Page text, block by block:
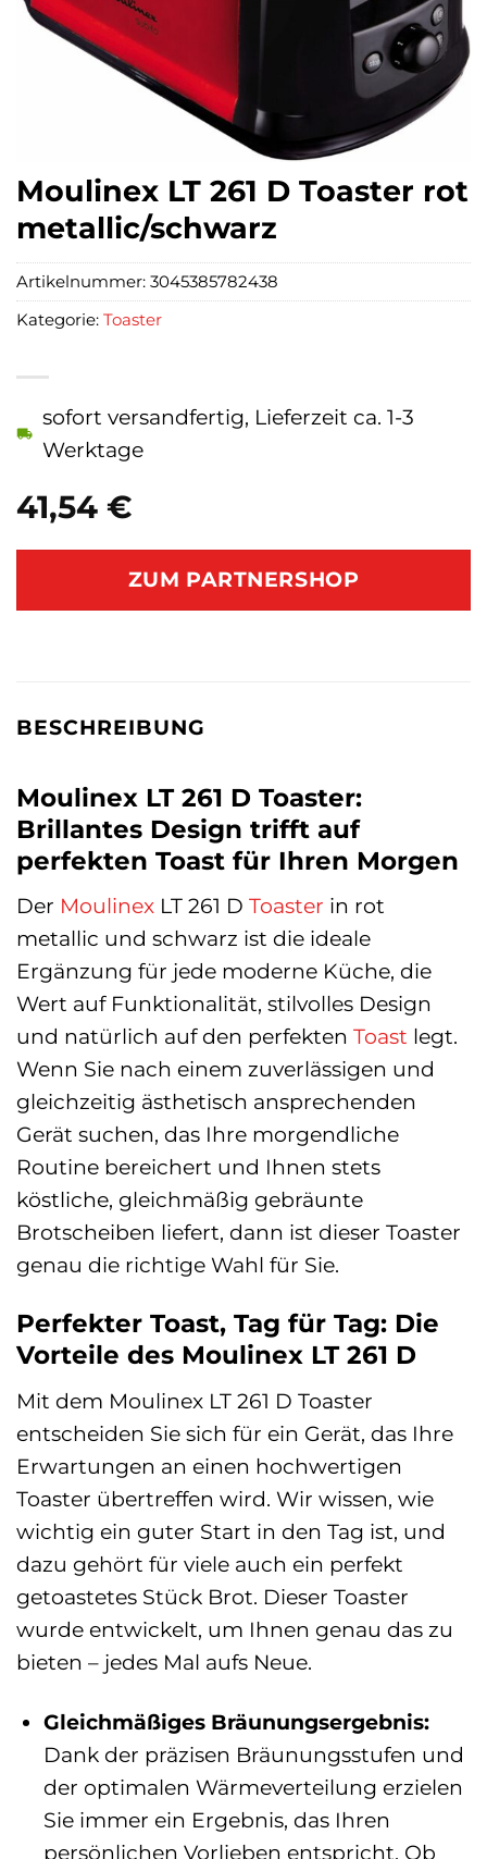
Moulinex LT 261 D Toaster rot
metallic/schwarz
41,54 €
sofort versandfertig, Lieferzeit ca. 1-3
Werktage
ZUM PARTNERSHOP
Artikelnummer: 3045385782438
Kategorie: Toaster
BESCHREIBUNG
Moulinex LT 261 D Toaster:
Brillantes Design trifft auf
perfekten Toast für Ihren Morgen
Der Moulinex LT 261 D Toaster in rot
metallic und schwarz ist die ideale
Ergänzung für jede moderne Küche, die
Wert auf Funktionalität, stilvolles Design
und natürlich auf den perfekten Toast legt.
Wenn Sie nach einem zuverlässigen und
gleichzeitig ästhetisch ansprechenden
Gerät suchen, das Ihre morgendliche
Routine bereichert und Ihnen stets
köstliche, gleichmäßig gebräunte
Brotscheiben liefert, dann ist dieser Toaster
genau die richtige Wahl für Sie.
Perfekter Toast, Tag für Tag: Die
Vorteile des Moulinex LT 261 D
Mit dem Moulinex LT 261 D Toaster
entscheiden Sie sich für ein Gerät, das Ihre
Erwartungen an einen hochwertigen
Toaster übertreffen wird. Wir wissen, wie
wichtig ein guter Start in den Tag ist, und
dazu gehört für viele auch ein perfekt
getoastetes Stück Brot. Dieser Toaster
wurde entwickelt, um Ihnen genau das zu
bieten – jedes Mal aufs Neue.
Gleichmäßiges Bräunungsergebnis:
Dank der präzisen Bräunungsstufen und
der optimalen Wärmeverteilung erzielen
Sie immer ein Ergebnis, das Ihren
persönlichen Vorlieben entspricht. Ob